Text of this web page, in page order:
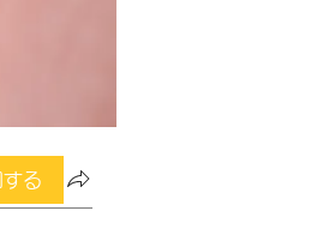
する